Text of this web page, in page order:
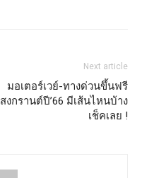
Next article
มอเตอร์เวย์-ทางด่วนขึ้นฟรี
สงกรานต์ปี’66 มีเส้นไหนบ้าง
เช็คเลย !